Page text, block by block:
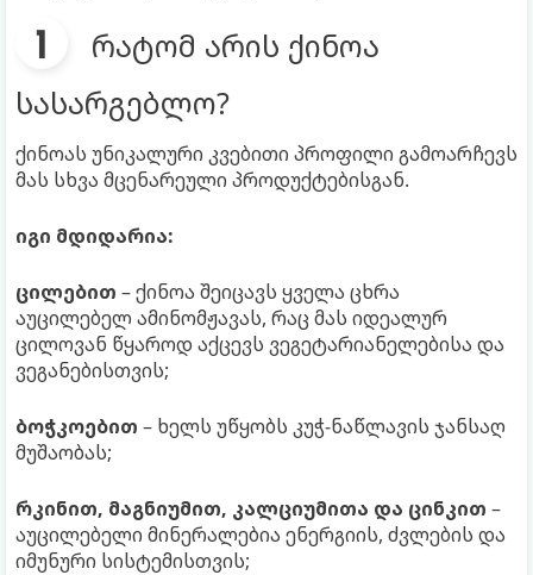
რატომ არის ქინოა
სასარგებლო?
ქინოას უნიკალური კვებითი პროფილი გამოარჩევს
მას სხვა მცენარეული პროდუქტებისგან.
იგი მდიდარია:
ცილებით – ქინოა შეიცავს ყველა ცხრა
აუცილებელ ამინომჟავას, რაც მას იდეალურ
ცილოვან წყაროდ აქცევს ვეგეტარიანელებისა და
ვეგანებისთვის;
ბოჭკოებით – ხელს უწყობს კუჭ-ნაწლავის ჯანსაღ
მუშაობას;
რკინით, მაგნიუმით, კალციუმითა და ცინკით –
აუცილებელი მინერალებია ენერგიის, ძვლების და
იმუნური სისტემისთვის;